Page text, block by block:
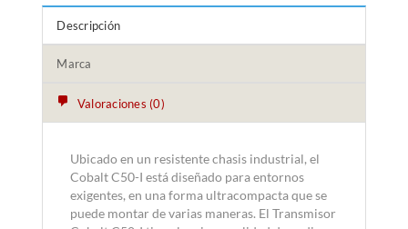
Descripción
Marca
Valoraciones (0)
Ubicado en un resistente chasis industrial, el
Cobalt C50-I está diseñado para entornos
exigentes, en una forma ultracompacta que se
puede montar de varias maneras. El Transmisor